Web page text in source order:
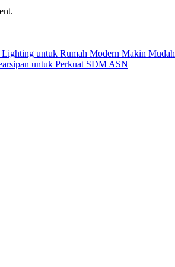
untuk Rumah Modern Makin Mudah
untuk Perkuat SDM ASN